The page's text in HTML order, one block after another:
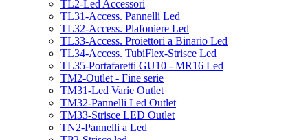
TL2-Led Accessori
TL31-Access. Pannelli Led
TL32-Access. Plafoniere Led
TL33-Access. Proiettori a Binario Led
TL34-Access. TubiFlex-Strisce Led
TL35-Portafaretti GU10 - MR16 Led
TM2-Outlet - Fine serie
TM31-Led Varie Outlet
TM32-Pannelli Led Outlet
TM33-Strisce LED Outlet
TN2-Pannelli a Led